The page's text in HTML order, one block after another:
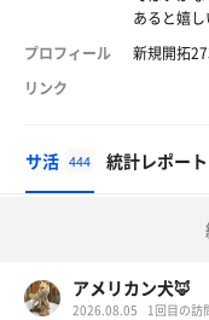
あると嬉
プロフィール
新規開拓
リンク
サ活 444 統計レポート
アメリカン犬🦊
2026.08.05 1回目の訪